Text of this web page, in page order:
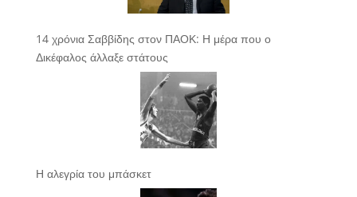
14 χρόνια Σαββίδης στον ΠΑΟΚ: Η μέρα που ο
Δικέφαλος άλλαξε στάτους
Η αλεγρία του μπάσκετ